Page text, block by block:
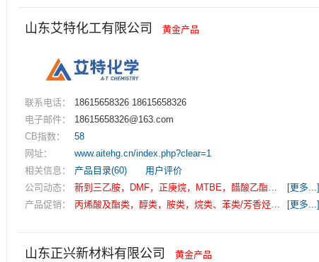
山东艾特化工有限公司 黄金产品
联系电话：
18615658326 18615658326
电子邮件：
18615658326@163.com
CB指数：
58
网址：
www.aitehg.cn/index.php?clear=1
相关信息：
产品目录(60)
用户评价
公司动态：
新到三乙胺，DMF，正庚烷，MTBE，醋酸乙酯，丙烯腈，异辛醇，醋酸异丙酯，环氧丙烷，邻甲苯胺，丙烯酸，苯乙烯，丙烯酸丁酯、纯苯，二甲苯，苯酚等溶剂，仓库现货，优势供应
[更多...]
产品促销：
丙烯酸及酯类，醇类，胺类，烷类、苯类/芳香烃、烷烃，以及精细化工，医药、农药中间体、优势供应 [更多...]
山东正兴新材料有限公司 黄金产品